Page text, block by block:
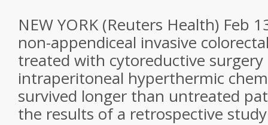
NEW YORK (Reuters Health) Feb
non-appendiceal invasive
treated with cytoreductive surgery
intraperitoneal hyperthermic
survived longer than untreated
the results of a retrospective